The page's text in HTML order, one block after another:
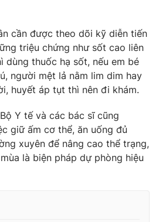
Vươn mình bằng AI
VTV8
English
cần được theo dõi kỹ diễn tiến
triệu chứng như sốt cao liên
dùng thuốc hạ sốt, nếu em bé
người mệt lả nằm lim dim hay
huyết áp tụt thì nên đi khám.
Y tế và các bác sĩ cũng
giữ ấm cơ thể, ăn uống đủ
xuyên để nâng cao thể trạng,
mùa là biện pháp dự phòng hiệu